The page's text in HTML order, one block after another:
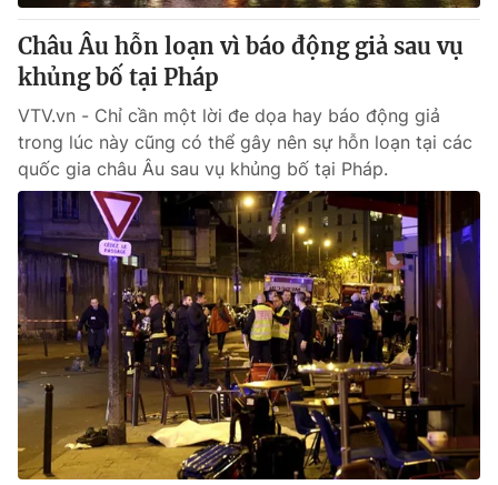
Châu Âu hỗn loạn vì báo động giả sau vụ
khủng bố tại Pháp
VTV.vn - Chỉ cần một lời đe dọa hay báo động giả
trong lúc này cũng có thể gây nên sự hỗn loạn tại các
quốc gia châu Âu sau vụ khủng bố tại Pháp.